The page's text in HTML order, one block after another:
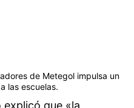
de Metegol impulsa un
las escuelas.